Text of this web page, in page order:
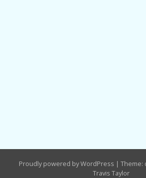
Proudly powered by WordPress | Theme:
Travis Taylor